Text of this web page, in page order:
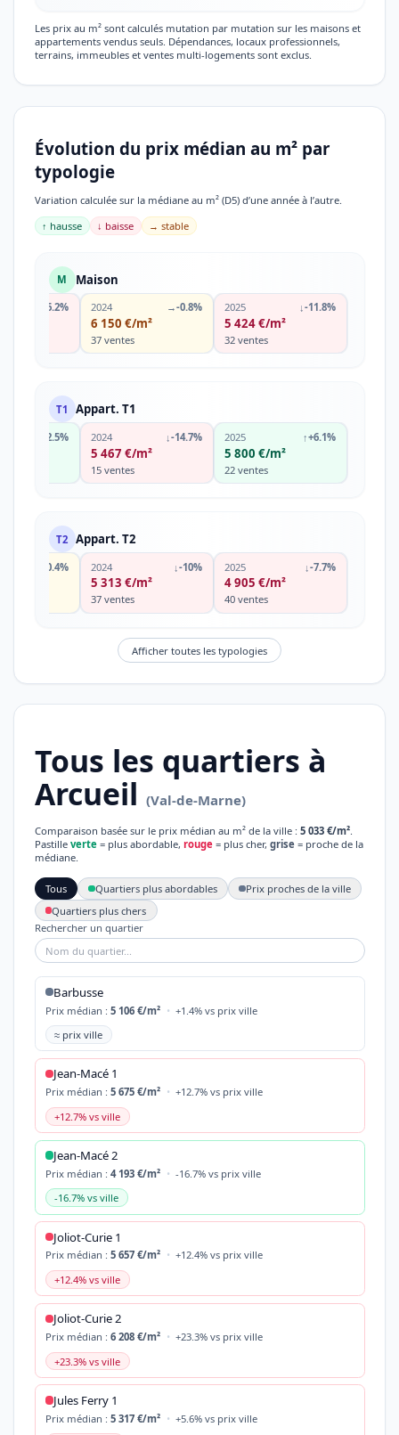
Les prix au m² sont calculés mutation par mutation sur les maisons et
appartements vendus seuls. Dépendances, locaux professionnels,
terrains, immeubles et ventes multi-logements sont exclus.
Évolution du prix médian au m² par
typologie
Variation calculée sur la médiane au m² (D5) d’une année à l’autre.
↑ hausse
↓ baisse → stable
M Maison
-16.2% 2024 →-0.8%
6 150 €/m²
37 ventes
2025 ↓-11.8%
5 424 €/m²
32 ventes
T1 Appart. T1
+2.5% 2024 ↓-14.7%
5 467 €/m²
15 ventes
2025 ↑+6.1%
5 800 €/m²
22 ventes
T2 Appart. T2
-0.4% 2024 ↓-10%
5 313 €/m²
37 ventes
2025 ↓-7.7%
4 905 €/m²
40 ventes
Afficher toutes les typologies
Tous les quartiers à
Arcueil (Val-de-Marne)
Comparaison basée sur le prix médian au m² de la ville : 5 033 €/m².
Pastille verte= plus abordable, rouge= plus cher, grise= proche de la
médiane.
Tous Quartiers plus abordables
Prix proches de la ville
Quartiers plus chers
Rechercher un quartier
Barbusse
Prix médian : 5 106 €/m² • +1.4% vs prix ville
≈ prix ville
Jean-Macé 1
Prix médian : 5 675 €/m² • +12.7% vs prix ville
+12.7% vs ville
Jean-Macé 2
Prix médian : 4 193 €/m² • -16.7% vs prix ville
-16.7% vs ville
Joliot-Curie 1
Prix médian : 5 657 €/m² • +12.4% vs prix ville
+12.4% vs ville
Joliot-Curie 2
Prix médian : 6 208 €/m² • +23.3% vs prix ville
+23.3% vs ville
Jules Ferry 1
Prix médian : 5 317 €/m² • +5.6% vs prix ville